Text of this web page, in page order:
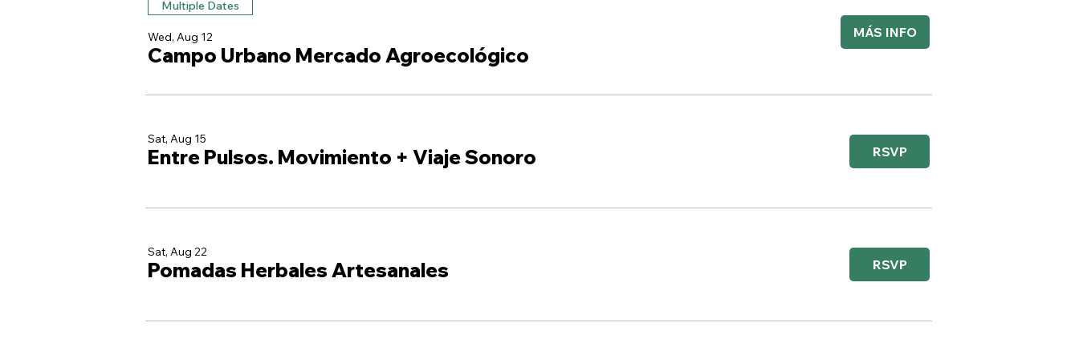
Multiple Dates
Wed, Aug 12
Campo Urbano Mercado Agroecológico
MÁS INFO
Sat, Aug 15
Entre Pulsos. Movimiento + Viaje Sonoro RSVP
Sat, Aug 22
Pomadas Herbales Artesanales RSVP